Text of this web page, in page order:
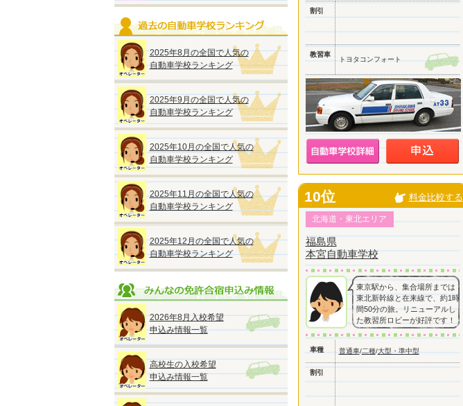
2025年8月の全国で人気の
自動車学校ランキング
2025年9月の全国で人気の
自動車学校ランキング
2025年10月の全国で人気の
自動車学校ランキング
2025年11月の全国で人気の
自動車学校ランキング
2025年12月の全国で人気の
自動車学校ランキング
2026年8月入校希望
申込み情報一覧
高校生の入校希望
申込み情報一覧
割引
教習車
トヨタコンフォート
10位 料金比較する
北海道・東北エリア
福島県
本宮自動車学校
東京駅から、集合場所までは
東北新幹線と在来線で、約1時
間50分の旅。リニューアルし
た教習所ロビーが好評です！
車種 普通車/二種/大型・準中型
割引